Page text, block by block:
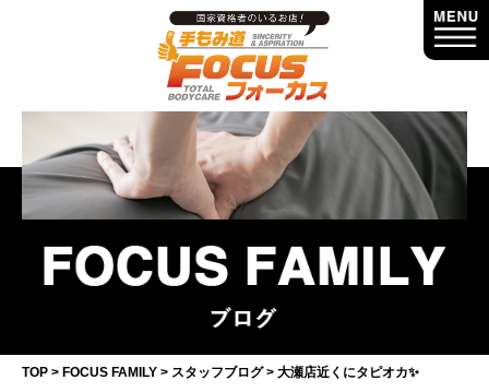
TOP FOCUS FAMILY スタッフブログ 大瀬店近くにタピオカ✨